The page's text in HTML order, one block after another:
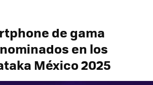
de gama
en los
México 2025